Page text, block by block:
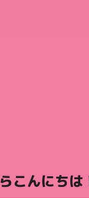
こんにちは